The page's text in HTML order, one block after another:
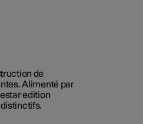
de
Alimenté par
edition